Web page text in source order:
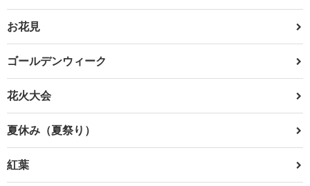
お花見
ゴールデンウィーク
花火大会
夏休み（夏祭り）
紅葉